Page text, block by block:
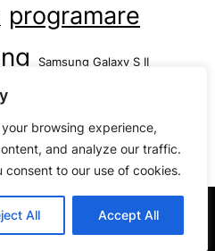
browsing experience,
and analyze our traffic.
to our use of cookies.
All Accept All
programare
Samsung Galaxy S II
standarde
Newspaperly WordPress